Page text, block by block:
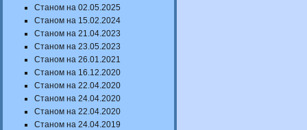
Станом на 02.05.2025
Станом на 15.02.2024
Станом на 21.04.2023
Станом на 23.05.2023
Станом на 26.01.2021
Станом на 16.12.2020
Станом на 22.04.2020
Станом на 24.04.2020
Станом на 22.04.2020
Станом на 24.04.2019